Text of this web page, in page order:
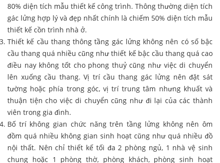
80% diện tích mẫu thiết kế công trình. Thông thường diện tích
gác lửng hợp lý và đẹp nhất chính là chiếm 50% diện tích mẫu
thiết kế cồn trình nhà ở.
Thiết kế cầu thang thông tầng gác lửng không nên có số bậc
cầu thang quá nhiều cũng như thiết kế bậc cầu thang quá cao
điều nay không tốt cho phong thuỷ cũng như việc di chuyển
lên xuống cầu thang. Vị trí cầu thang gác lửng nên đặt sát
tường hoặc phía trong góc, vị trí trung tâm nhưng khuất và
thuận tiện cho việc di chuyển cũng như đi lại của các thành
viên trong gia đình.
Bố trí không gian chức năng trên tầng lửng không nên ôm
đồm quá nhiều không gian sinh hoạt cũng như quá nhiều đồ
nội thất. Nên chỉ thiết kế tối đa 2 phòng ngủ, 1 nhà vệ sinh
chung hoặc 1 phòng thờ, phòng khách, phòng sinh hoạt